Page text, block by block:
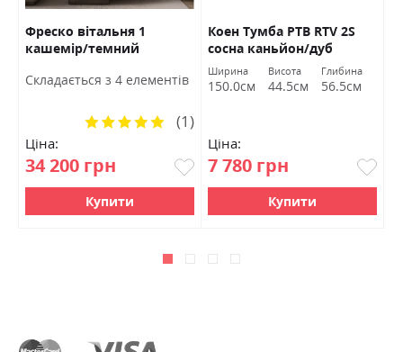
Фреско вітальня 1
кашемір/темний
Cкладається з 4 елементів
Ціна:
34 200 грн
Рейтинг:
(1)
Купити
Коен Тумба РТВ RTV 2S
сосна каньйон/дуб
корабельний БРВ
Україна
Ширина
150.0см
Висота
44.5см
Глибина
56.5см
Ціна:
7 780 грн
Купити